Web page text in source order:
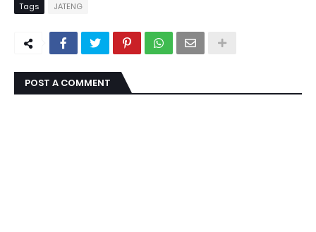
Tags JATENG
POST A COMMENT